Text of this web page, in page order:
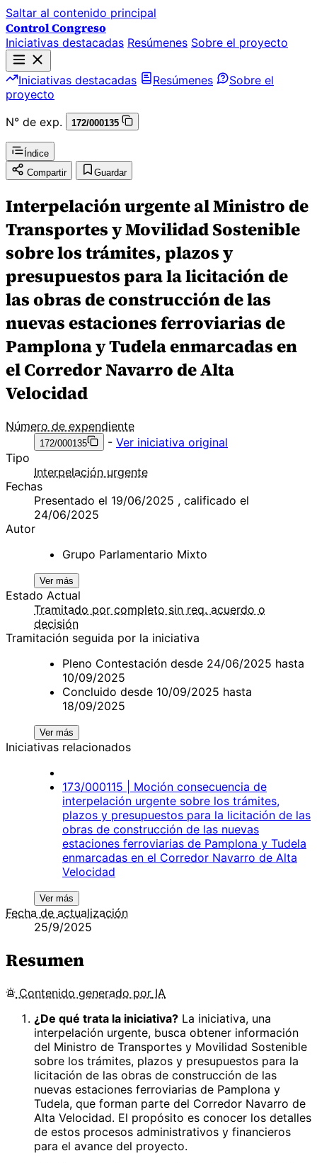
Saltar al contenido principal
Control Congreso
Iniciativas destacadas Resúmenes Sobre el proyecto
Iniciativas destacadas Resúmenes
Sobre el
proyecto
N° de exp.
172/000135
Índice
Compartir
Guardar
Interpelación urgente al Ministro de
Transportes y Movilidad Sostenible
sobre los trámites, plazos y
presupuestos para la licitación de
las obras de construcción de las
nuevas estaciones ferroviarias de
Pamplona y Tudela enmarcadas en
el Corredor Navarro de Alta
Velocidad
Número de expendiente
172/000135 - Ver iniciativa original
Tipo
Interpelación urgente
Fechas
Presentado el 19/06/2025 , calificado el
24/06/2025
Autor
Grupo Parlamentario Mixto
Ver más
Estado Actual
Tramitado por completo sin req. acuerdo o
decisión
Tramitación seguida por la iniciativa
Pleno Contestación desde 24/06/2025 hasta
10/09/2025
Concluido desde 10/09/2025 hasta
18/09/2025
Ver más
Iniciativas relacionados
173/000115 | Moción consecuencia de
interpelación urgente sobre los trámites,
plazos y presupuestos para la licitación de las
obras de construcción de las nuevas
estaciones ferroviarias de Pamplona y Tudela
enmarcadas en el Corredor Navarro de Alta
Velocidad
Ver más
Fecha de actualización
25/9/2025
Resumen
Contenido generado por IA
¿De qué trata la iniciativa? La iniciativa, una
interpelación urgente, busca obtener información
del Ministro de Transportes y Movilidad Sostenible
sobre los trámites, plazos y presupuestos para la
licitación de las obras de construcción de las
nuevas estaciones ferroviarias de Pamplona y
Tudela, que forman parte del Corredor Navarro de
Alta Velocidad. El propósito es conocer los detalles
de estos procesos administrativos y financieros
para el avance del proyecto.